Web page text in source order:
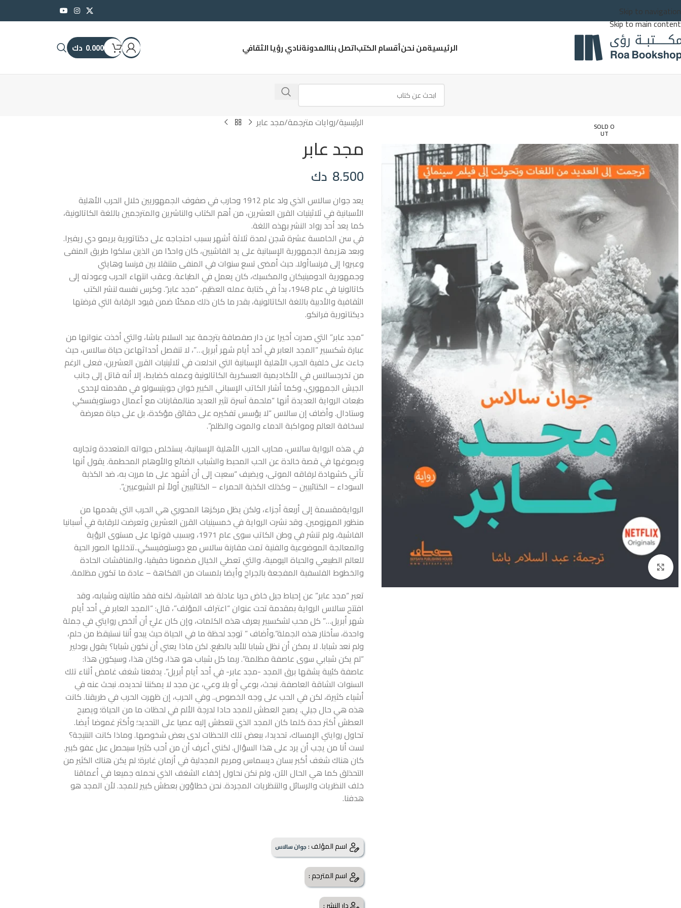
Skip to navigation
Skip to main content
الرئيسيةمن نحنأقسام الكتباتصل بناالمدونةنادي رؤيا الثقافي 0.000 دك
SOLD O
UT
Click to enlarge
الرئيسية روايات مترجمة مجد عابر
مجد عابر
8.500 دك
يعد جوان سالاس الذي ولد عام 1912 وحارب في صفوف الجمهوريين خلال الحرب الأهلية
الأسبانية في ثلاثينيات القرن العشرين، من أهم الكتاب والناشرين والمترجمين باللغة الكاتالونية،
كما يعد أحد رواد النشر بهذه اللغة.
في سن الخامسة عشرة سُجن لمدة ثلاثة أشهر بسبب احتجاجه على دكتاتورية بريمو دي ريفيرا.
وبعد هزيمة الجمهورية الإسبانية على يد الفاشيين، كان واحدًا من الذين سلكوا طريق المنفى
وعبروا إلى فرنساأولا. حيث أمضى تسع سنوات في المنفى متنقلا بين فرنسا وهايتي
وجمهورية الدومينيكان والمكسيك، كان يعمل في الطباعة. وعقب انتهاء الحرب وعودته إلى
كاتالونيا في عام 1948، بدأ في كتابة عمله العظيم، “مجد عابر”. وكرس نفسه لنشر الكتب
الثقافية والأدبية باللغة الكاتالونية، بقدر ما كان ذلك ممكنًا ضمن قيود الرقابة التي فرضتها
ديكتاتورية فرانكو.
“مجد عابر” التي صدرت أخيرا عن دار صفصافة بترجمة عبد السلام باشا، والتي أخذت عنوانها من
عبارة شكسبير “المجد العابر في أحد أيام شهر أبريل…”، لا تنفصل أحداثهاعن حياة سالاس، حيث
جاءت على خلفية الحرب الأهلية الإسبانية التي اندلعت في ثلاثينيات القرن العشرين، فعلى الرغم
من تخرجسالاس في الأكاديمية العسكرية الكاتالونية وعمله كضابط، إلا أنه قاتل إلى جانب
الجيش الجمهوري، وكما أشار الكاتب الإسباني الكبير خوان جويتيسولو في مقدمته لإحدى
طبعات الرواية العديدة أنها “ملحمة آسرة تثير العديد منالمقارنات مع أعمال دوستويفسكي
وستادال. وأضاف إن سالاس “لا يؤسس تفكيره على حقائق مؤكدة، بل على حياة معرضة
لسخافة العالم ومواكبة الدماء والموت والظلم”.
في هذه الرواية سالاس، محارب الحرب الأهلية الإسبانية، يستخلص حيواته المتعددة وتجاربه
ويصوغها في قصة خالدة عن الحب المحبط والشباب الضائع والأوهام المحطمة. يقول أنها
تأتي كشهادة لرفاقه الموتى، ويضيف “سعيت إلى أن أشهد على ما مررت به، ضد الكذبة
السوداء – الكتائبيين – وكذلك الكذبة الحمراء – الكتائبيين أولاً ثم الشيوعيين”.
الروايةمقسمة إلى أربعة أجزاء، ولكن يظل مركزها المحوري هي الحرب التي يقدمها من
منظور المهزومين. وقد نشرت الرواية في خمسينيات القرن العشرين وتعرضت للرقابة في أسبانيا
الفاشية، ولم تنشر في وطن الكاتب سوى عام 1971، وبسبب قوتها على مستوى الرؤية
والمعالجة الموضوعية والفنية تمت مقارنة سالاس مع دوستوفيسكي..تتخللها الصور الحية
للعالم الطبيعي والحياة اليومية، والتي تعطي الخيال مضمونا حقيقيا، والمناقشات الحادة
والخطوط الفلسفية المفجعة بالجراح وأيضا بلمسات من الفكاهة – عادة ما تكون مظلمة.
تعبر “مجد عابر” عن إحباط جيل خاض حربا عادلة ضد الفاشية، لكنه فقد مثاليته وشبابه، وقد
افتتح سالاس الرواية بمقدمة تحت عنوان “اعتراف المؤلف”، قال: “المجد العابر في أحد أيام
شهر أبريل…” كل محب لشكسبير يعرف هذه الكلمات، وإن كان عليّ أن ألخص روايتي في جملة
واحدة، سأختار هذه الجملة”.وأضاف ” توجد لحظة ما في الحياة حيث يبدو أننا نستيقظ من حلم،
ولم نعد شبابا. لا يمكن أن نظل شبابا للأبد بالطبع. لكن ماذا يعني أن نكون شبابا؟ يقول بودلير
“لم يكن شبابي سوى عاصفة مظلمة”. ربما كل شباب هو هذا، وكان هذا، وسيكون هذا:
عاصفة كئيبة يشقها برق المجد -مجد عابر- في أحد أيام أبريل”. يدفعنا شغف غامض أثناء تلك
السنوات الشاقة العاصفة. نبحث، بوعي أو بلا وعي، عن مجد لا يمكننا تحديده. نبحث عنه في
أشياء كثيرة، لكن في الحب على وجه الخصوص.. وفي الحرب، إن ظهرت الحرب في طريقنا. كانت
هذه هي حال جيلي. يصبح العطش للمجد حادا لدرجة الألم في لحظات ما من الحياة؛ ويصبح
العطش أكثر حدة كلما كان المجد الذي نتعطش إليه عصيا على التحديد؛ وأكثر غموضا أيضا.
تحاول روايتي الإمساك، تحديدا، ببعض تلك اللحظات لدى بعض شخوصها. وماذا كانت النتيجة؟
لست أنا من يجب أن يرد على هذا السؤال. لكنني أعرف أن من أحب كثيرا سيحصل عىل عفو كبير.
كان هناك شغف أكبر بسان ديسماس ومريم المجدلية في أزمان غابرة؛ لم يكن هناك الكثير من
التحذلق كما هي الحال الآن، ولم نكن نحاول إخفاء الشغف الذي نحمله جميعا في أعماقنا
خلف النظريات والرسائل والتنظريات المجردة. نحن خطاؤون بعطش كبير للمجد. لأن المجد هو
هدفنا.
اسم المؤلف :جوان سالاس
اسم المترجم :
دار النشر :